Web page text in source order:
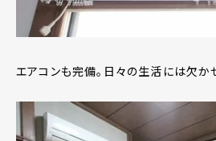
エアコンも完備。日々の生活には欠か